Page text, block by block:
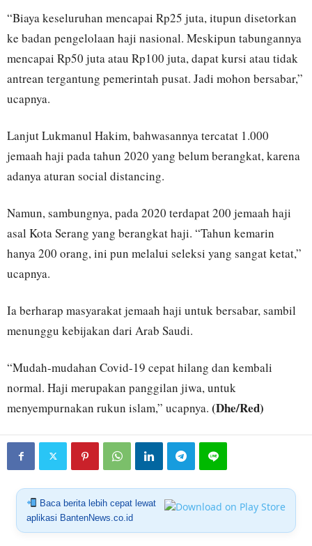
“Biaya keseluruhan mencapai Rp25 juta, itupun disetorkan
ke badan pengelolaan haji nasional. Meskipun tabungannya
mencapai Rp50 juta atau Rp100 juta, dapat kursi atau tidak
antrean tergantung pemerintah pusat. Jadi mohon bersabar,”
ucapnya.
Lanjut Lukmanul Hakim, bahwasannya tercatat 1.000
jemaah haji pada tahun 2020 yang belum berangkat, karena
adanya aturan social distancing.
Namun, sambungnya, pada 2020 terdapat 200 jemaah haji
asal Kota Serang yang berangkat haji. “Tahun kemarin
hanya 200 orang, ini pun melalui seleksi yang sangat ketat,”
ucapnya.
Ia berharap masyarakat jemaah haji untuk bersabar, sambil
menunggu kebijakan dari Arab Saudi.
“Mudah-mudahan Covid-19 cepat hilang dan kembali
normal. Haji merupakan panggilan jiwa, untuk
menyempurnakan rukun islam,” ucapnya. (Dhe/Red)
Baca berita lebih cepat lewat
aplikasi BantenNews.co.id